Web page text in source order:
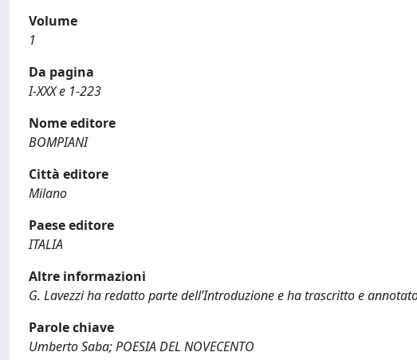
Volume
1
Da pagina
I-XXX e 1-223
Nome editore
BOMPIANI
Città editore
Milano
Paese editore
ITALIA
Altre informazioni
G. Lavezzi ha redatto parte dell’Introduzione e ha trascritto e
Parole chiave
Umberto Saba; POESIA DEL NOVECENTO